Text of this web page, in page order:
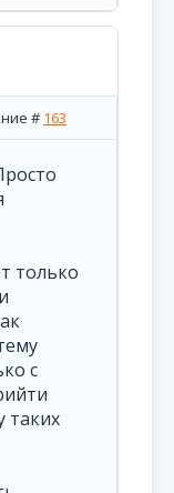
# 163
только
с
таких